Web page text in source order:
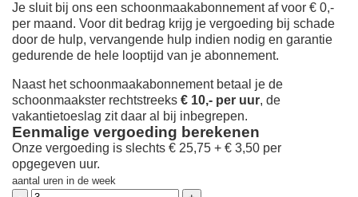
Je sluit bij ons een schoonmaakabonnement af voor € 0,-
per maand. Voor dit bedrag krijg je vergoeding bij schade
door de hulp, vervangende hulp indien nodig en garantie
gedurende de hele looptijd van je abonnement.
Naast het schoonmaakabonnement betaal je de
schoonmaakster rechtstreeks € 10,- per uur, de
vakantietoeslag zit daar al bij inbegrepen.
Eenmalige vergoeding berekenen
Onze vergoeding is slechts € 25,75 + € 3,50 per
opgegeven uur.
aantal uren in de week